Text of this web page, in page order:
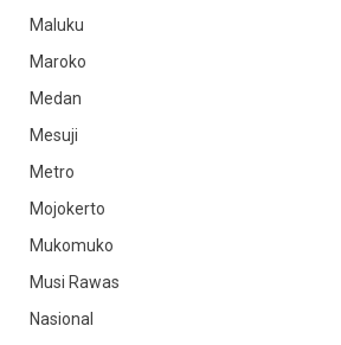
Maluku
Maroko
Medan
Mesuji
Metro
Mojokerto
Mukomuko
Musi Rawas
Nasional